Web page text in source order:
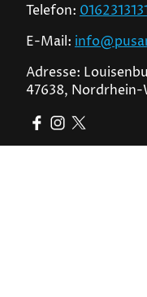
Telefon:
E-Mail:
Adresse:
47638,